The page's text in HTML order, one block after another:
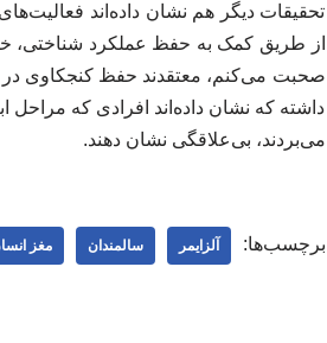
تحقیقات دیگر هم نشان داده‌اند
از طریق کمک به حفظ عملکرد شناختی،
صحبت می‌کنم، معتقدند حفظ کنجکاوی در
داشته که نشان داده‌اند افرادی که مراحل
می‌بردند، بی‌علاقگی نشان دهند.
برچسب‌ها: آلزایمر سالمندان مغز